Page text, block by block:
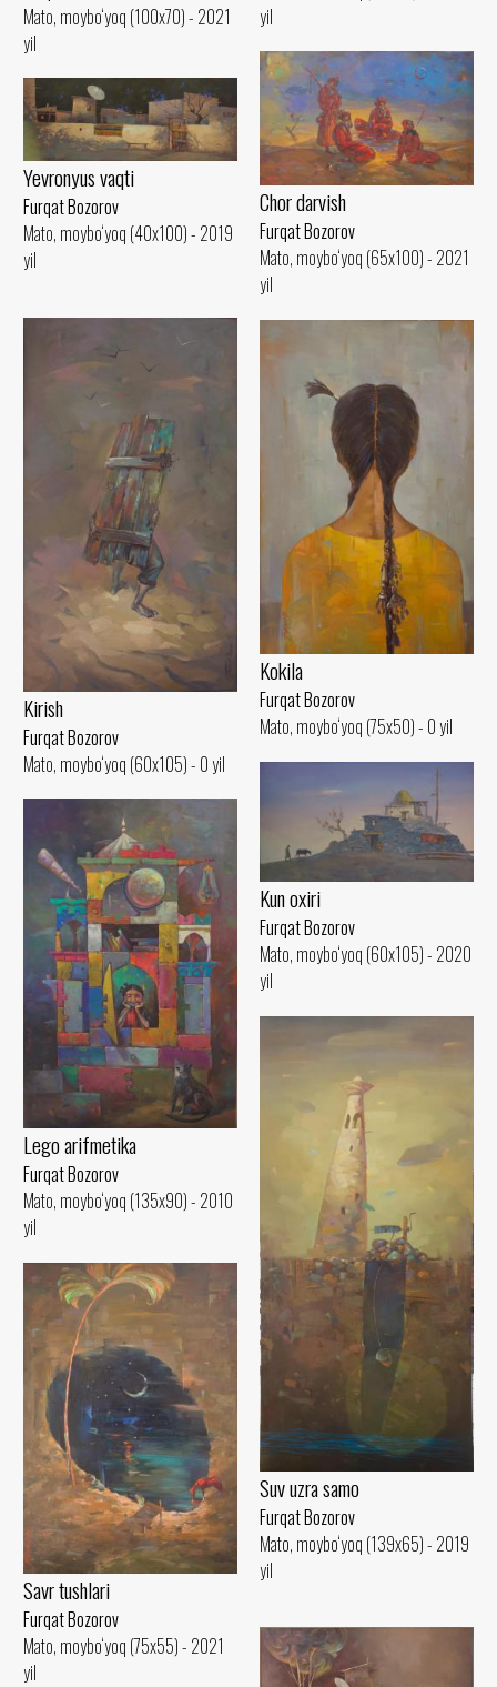
Mato, moybo‘yoq (100x70) - 2021
yil
yil
Chor darvish
Furqat Bozorov
Mato, moybo‘yoq (65x100) - 2021
yil
Yevronyus vaqti
Furqat Bozorov
Mato, moybo‘yoq (40x100) - 2019
yil
Kirish
Furqat Bozorov
Mato, moybo‘yoq (60x105) - 0 yil
Kokila
Furqat Bozorov
Mato, moybo‘yoq (75x50) - 0 yil
Kun oxiri
Furqat Bozorov
Mato, moybo‘yoq (60x105) - 2020
yil
Lego arifmetika
Furqat Bozorov
Mato, moybo‘yoq (135x90) - 2010
yil
Suv uzra samo
Furqat Bozorov
Mato, moybo‘yoq (139x65) - 2019
yil
Savr tushlari
Furqat Bozorov
Mato, moybo‘yoq (75x55) - 2021
yil